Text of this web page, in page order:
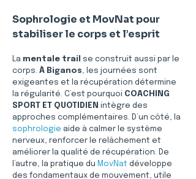
Sophrologie et MovNat pour
stabiliser le corps et l’esprit
La mentale trail
se construit aussi par le
corps. À Biganos, les journées sont
exigeantes et la récupération détermine
la régularité. C’est pourquoi COACHING
SPORT ET QUOTIDIEN intègre des
approches complémentaires. D’un côté, la
sophrologie aide à calmer le système
nerveux, renforcer le relâchement et
améliorer la qualité de récupération. De
l’autre, la pratique du MovNat développe
des fondamentaux de mouvement, utile